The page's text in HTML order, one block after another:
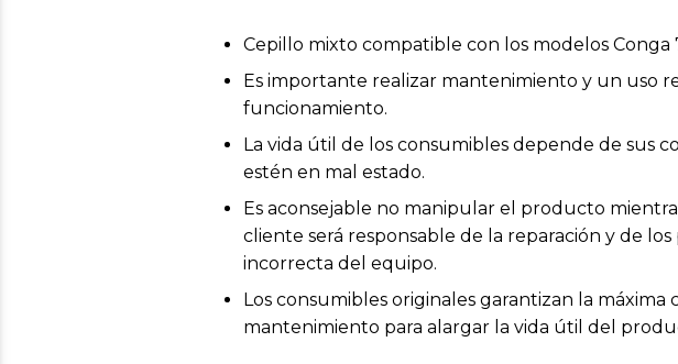
Cepillo mixto compatible con los modelos
Es importante realizar mantenimiento y un uso
funcionamiento.
La vida útil de los consumibles depende de sus
estén en mal estado.
Es aconsejable no manipular el producto
cliente será responsable de la reparación y de
incorrecta del equipo.
Los consumibles originales garantizan la
mantenimiento para alargar la vida útil del